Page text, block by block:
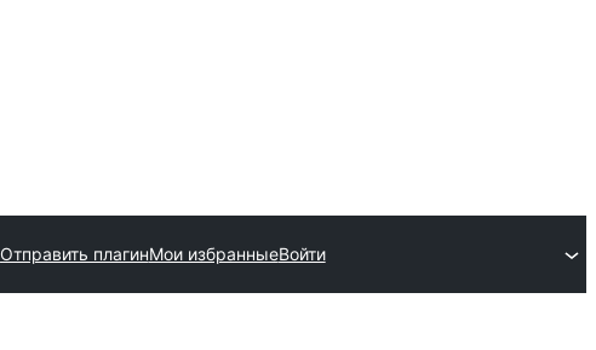
Отправить плагинМои избранныеВойти